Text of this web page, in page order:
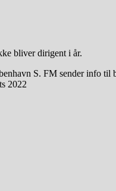
bliver dirigent i år.
S. FM sender info
2022